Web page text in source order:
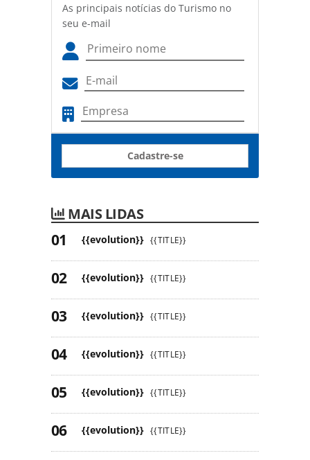
As principais notícias do Turismo no
seu e-mail
Cadastre-se
MAIS LIDAS
{{evolution}} {{TITLE}}
{{evolution}} {{TITLE}}
{{evolution}} {{TITLE}}
{{evolution}} {{TITLE}}
{{evolution}} {{TITLE}}
{{evolution}} {{TITLE}}